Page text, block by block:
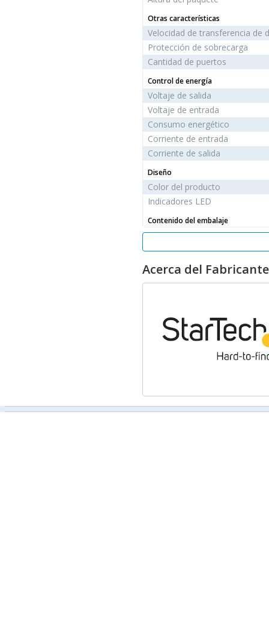
Otras características
Velocidad de transferencia de
Protección de sobrecarga
Cantidad de puertos
Control de energía
Voltaje de salida
Voltaje de entrada
Consumo energético
Corriente de entrada
Corriente de salida
Diseño
Color del producto
Indicadores LED
Contenido del embalaje
Tipos de enchufe de
Adaptador AC incluido
Cables incluidos
Conexión
Condiciones ambientales
Intervalo de temperatura
Intervalo de temperatura de
Intervalo de humedad
Conectar y usar (Plug and Play)
Hot-swap
Acerca del Fabricante